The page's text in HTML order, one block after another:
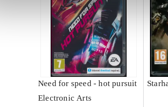
Need for speed - hot pursuit
Electronic Arts